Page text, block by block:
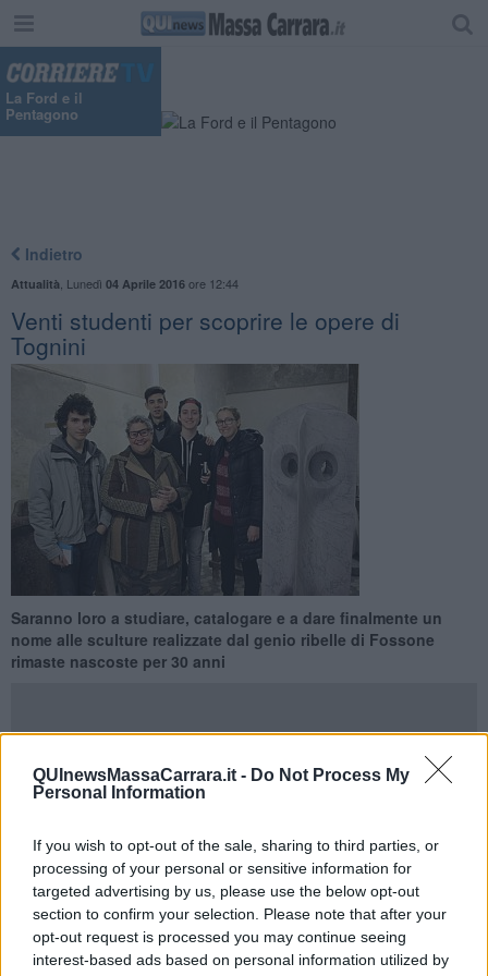
QUInewsMassaCarrara.it - Do Not Process My
Personal Information
If you wish to opt-out of the sale, sharing to third parties, or
processing of your personal or sensitive information for
targeted advertising by us, please use the below opt-out
section to confirm your selection. Please note that after your
opt-out request is processed you may continue seeing
interest-based ads based on personal information utilized by
La Ford e il
Pentagono
Indietro
Attualità Lunedì 04 Aprile 2016ore 12:44
Venti studenti per scoprire le opere di
Tognini
Saranno loro a studiare, catalogare e a dare finalmente un
nome alle sculture realizzate dal genio ribelle di Fossone
rimaste nascoste per 30 anni
CARRARA — Opere a cui lo scultore Giovanni Tognini era molto
contemporaneità della sua arte e della sua visione dell’arte.
Celebrato da Henry Moore e dai critici dell’epoca che ne
riconoscevano l’incredibile contemporaneità delle sue opere,
attorno alla figura di Giovanni Tognini ruota ilpercorso
multimediale di scoperta e valorizzazionedel suo patrimonio
artistico e culturale che passa attraverso la riapertura dello studio al